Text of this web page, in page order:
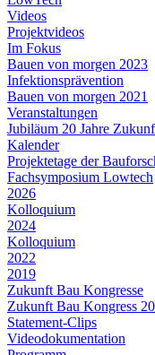
Videos
Projektvideos
Im Fokus
Bauen von morgen 2023
Infektionsprävention
Bauen von morgen 2021
Veranstaltungen
Jubiläum 20 Jahre
Kalender
Projektetage der
Fachsymposium Lowtech
2026
Kolloquium
2024
Kolloquium
2022
2019
Zukunft Bau Kongresse
Zukunft Bau Kongress
Statement-Clips
Videodokumentation